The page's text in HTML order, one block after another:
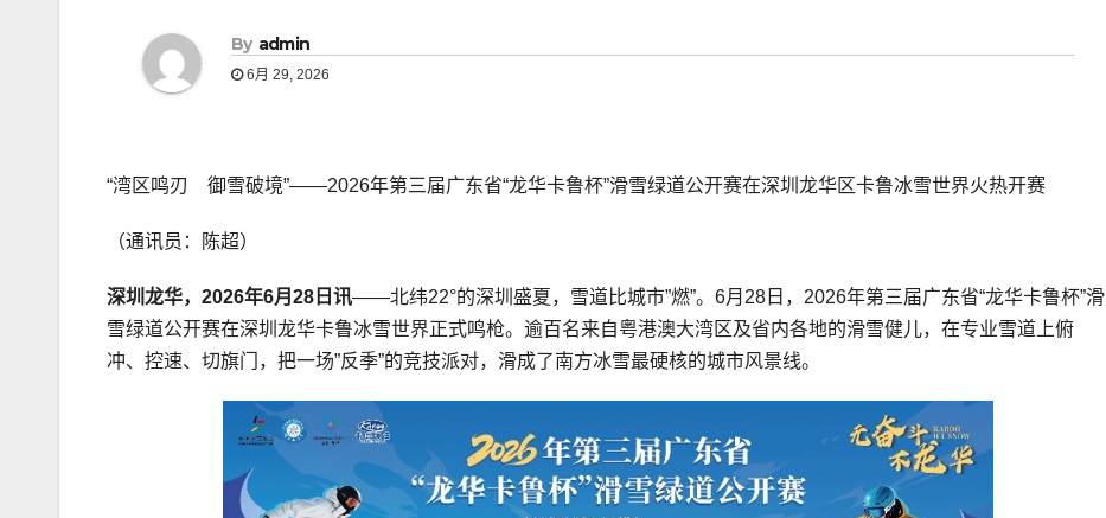
By admin
6月 29, 2026
“湾区鸣刃 御雪破境”——2026年第三届广东省“龙华卡鲁杯”滑雪绿道公开赛在深圳龙华区卡鲁冰雪世界火热开赛
（通讯员：陈超）
深圳龙华，2026年6月28日讯——北纬22°的深圳盛夏，雪道比城市”燃”。6月28日，2026年第三届广东省“龙华卡鲁杯”滑
雪绿道公开赛在深圳龙华卡鲁冰雪世界正式鸣枪。逾百名来自粤港澳大湾区及省内各地的滑雪健儿，在专业雪道上俯
冲、控速、切旗门，把一场”反季”的竞技派对，滑成了南方冰雪最硬核的城市风景线。